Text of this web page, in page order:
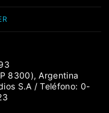
8300), Argentina
S.A / Teléfono: 0-